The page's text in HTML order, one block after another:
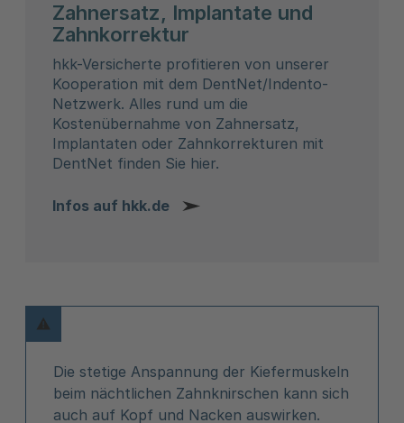
Zahnersatz, Implantate und
Zahnkorrektur
hkk-Versicherte profitieren von unserer
Kooperation mit dem DentNet/Indento-
Netzwerk. Alles rund um die
Kostenübernahme von Zahnersatz,
Implantaten oder Zahnkorrekturen mit
DentNet finden Sie hier.
Infos auf hkk.de
Die stetige Anspannung der Kiefermuskeln
beim nächtlichen Zahnknirschen kann sich
auch auf Kopf und Nacken auswirken.